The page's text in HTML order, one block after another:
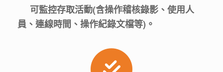
可監控存取活動(含操作稽核錄影、使用人
員、連線時間、操作紀錄文檔等)。